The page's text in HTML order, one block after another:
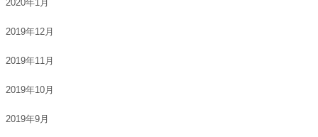
2020年1月
2019年12月
2019年11月
2019年10月
2019年9月